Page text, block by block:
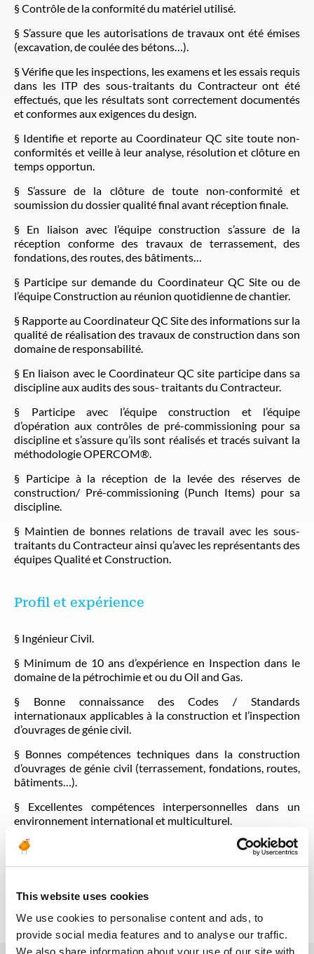
This website uses cookies
We use cookies to personalise content and ads, to
provide social media features and to analyse our traffic.
We also share information about your use of our site with
§ Contrôle de la conformité du matériel utilisé.
§ S’assure que les autorisations de travaux ont été émises
(excavation, de coulée des bétons…).
§ Vérifie que les inspections, les examens et les essais requis
dans les ITP des sous-traitants du Contracteur ont été
effectués, que les résultats sont correctement documentés
et conformes aux exigences du design.
§ Identifie et reporte au Coordinateur QC site toute non-
conformités et veille à leur analyse, résolution et clôture en
temps opportun.
§ S’assure de la clôture de toute non-conformité et
soumission du dossier qualité final avant réception finale.
§ En liaison avec l’équipe construction s’assure de la
réception conforme des travaux de terrassement, des
fondations, des routes, des bâtiments…
§ Participe sur demande du Coordinateur QC Site ou de
l’équipe Construction au réunion quotidienne de chantier.
§ Rapporte au Coordinateur QC Site des informations sur la
qualité de réalisation des travaux de construction dans son
domaine de responsabilité.
§ En liaison avec le Coordinateur QC site participe dans sa
discipline aux audits des sous- traitants du Contracteur.
§ Participe avec l’équipe construction et l’équipe
d’opération aux contrôles de pré-commissioning pour sa
discipline et s’assure qu’ils sont réalisés et tracés suivant la
méthodologie OPERCOM®.
§ Participe à la réception de la levée des réserves de
construction/ Pré-commissioning (Punch Items) pour sa
discipline.
§ Maintien de bonnes relations de travail avec les sous-
traitants du Contracteur ainsi qu’avec les représentants des
équipes Qualité et Construction.
Profil et expérience
§ Ingénieur Civil.
§ Minimum de 10 ans d’expérience en Inspection dans le
domaine de la pétrochimie et ou du Oil and Gas.
§ Bonne connaissance des Codes / Standards
internationaux applicables à la construction et l’inspection
d’ouvrages de génie civil.
§ Bonnes compétences techniques dans la construction
d’ouvrages de génie civil (terrassement, fondations, routes,
bâtiments…).
§ Excellentes compétences interpersonnelles dans un
environnement international et multiculturel.
§ Maitrise du Français et de l’Anglais écrit comme oral.